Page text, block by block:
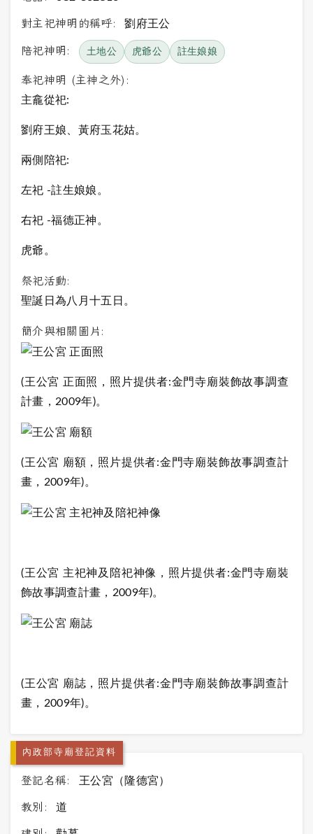
對主祀神明的稱呼: 劉府王公
陪祀神明: 土地公 虎爺公 註生娘娘
奉祀神明 (主神之外):
主龕從祀:
劉府王娘、黃府玉花姑。
兩側陪祀:
左祀 -註生娘娘。
右祀 -福德正神。
虎爺。
祭祀活動:
聖誕日為八月十五日。
簡介與相關圖片:
(王公宮 正面照，照片提供者:金門寺廟裝飾故事調查
計畫，2009年)。
(王公宮 廟額，照片提供者:金門寺廟裝飾故事調查計
畫，2009年)。
(王公宮 主祀神及陪祀神像，照片提供者:金門寺廟裝
飾故事調查計畫，2009年)。
(王公宮 廟誌，照片提供者:金門寺廟裝飾故事調查計
畫，2009年)。
內政部寺廟登記資料
登記名稱: 王公宮（隆德宮）
教別: 道